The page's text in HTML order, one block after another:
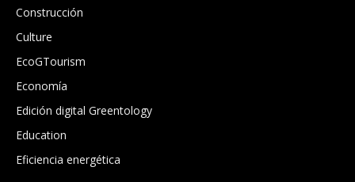
Construcción
Culture
EcoGTourism
Economía
Edición digital Greentology
Education
Eficiencia energética